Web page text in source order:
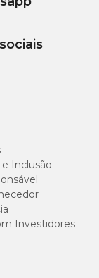
Inclusão
Investidores